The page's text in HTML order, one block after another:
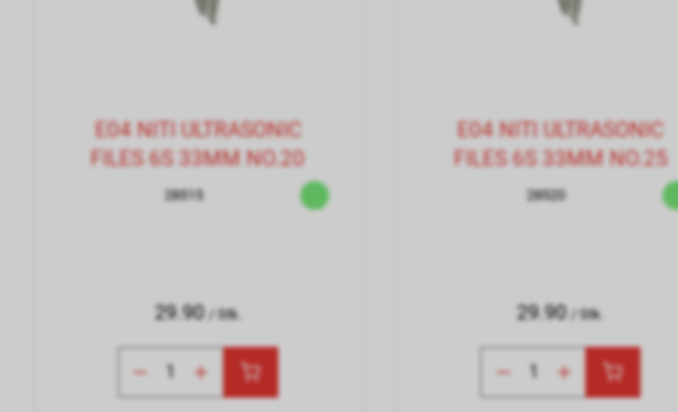
E04 NITI ULTRASONIC
FILES 6S 33MM NO.20
28515
29.90 / Stk.
E04 NITI ULTRASONIC
FILES 6S 33MM NO.25
28520
29.90 / Stk.